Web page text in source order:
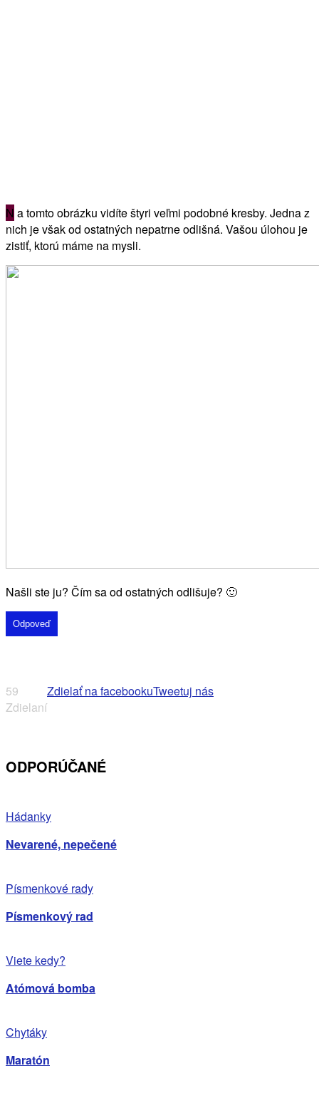
N a tomto obrázku vidíte štyri veľmi podobné kresby. Jedna z
nich je však od ostatných nepatrne odlišná. Vašou úlohou je
zistiť, ktorú máme na mysli.
Našli ste ju? Čím sa od ostatných odlišuje? 🙂
Odpoveď
59
Zdielaní
Zdielať na facebookuTweetuj nás
ODPORÚČANÉ
Hádanky
Nevarené, nepečené
Písmenkové rady
Písmenkový rad
Viete kedy?
Atómová bomba
Chytáky
Maratón